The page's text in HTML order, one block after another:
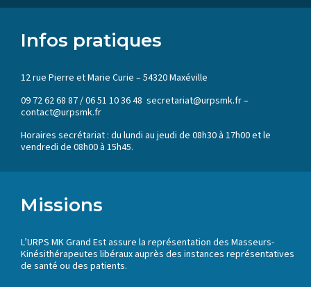
Infos pratiques
12 rue Pierre et Marie Curie – 54320 Maxéville
09 72 62 68 87 / 06 51 10 36 48 secretariat@urpsmk.fr –
contact@urpsmk.fr
Horaires secrétariat : du lundi au jeudi de 08h30 à 17h00 et le
vendredi de 08h00 à 15h45.
Missions
L’URPS MK Grand Est assure la représentation des Masseurs-
Kinésithérapeutes libéraux auprès des instances représentatives
de santé ou des patients.